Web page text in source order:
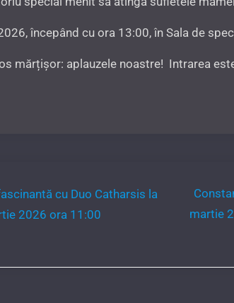
începând cu ora 13:00, în Sala de
mărțișor: aplauzele noastre! Intrarea
cu Duo Catharsis la
2026 ora 11:00
martie